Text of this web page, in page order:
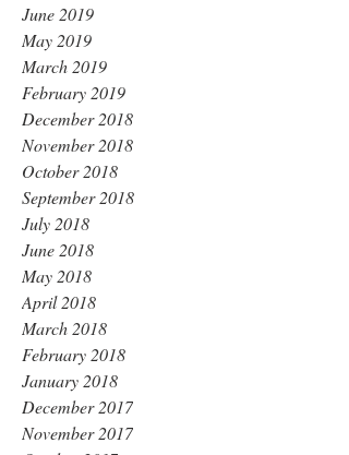
June 2019
May 2019
March 2019
February 2019
December 2018
November 2018
October 2018
September 2018
July 2018
June 2018
May 2018
April 2018
March 2018
February 2018
January 2018
December 2017
November 2017